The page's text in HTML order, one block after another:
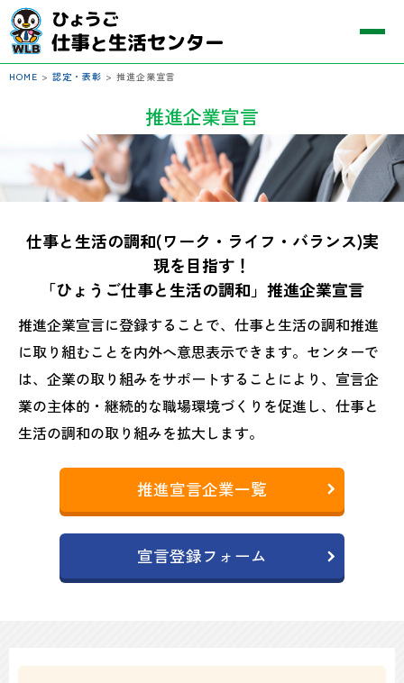
HOME > 認定・表彰 > 推進企業宣言
推進企業宣言
仕事と生活の調和(ワーク・ライフ・バランス)実
現を目指す！
「ひょうご仕事と生活の調和」推進企業宣言
推進企業宣言に登録することで、仕事と生活の調和推進
に取り組むことを内外へ意思表示できます。センターで
は、企業の取り組みをサポートすることにより、宣言企
業の主体的・継続的な職場環境づくりを促進し、仕事と
生活の調和の取り組みを拡大します。
推進宣言企業一覧
宣言登録フォーム